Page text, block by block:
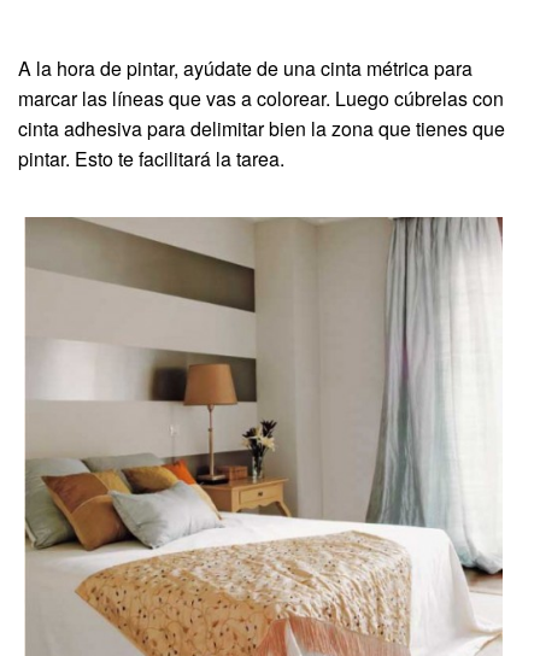
A la hora de pintar, ayúdate de una cinta métrica para
marcar las líneas que vas a colorear. Luego cúbrelas con
cinta adhesiva para delimitar bien la zona que tienes que
pintar. Esto te facilitará la tarea.